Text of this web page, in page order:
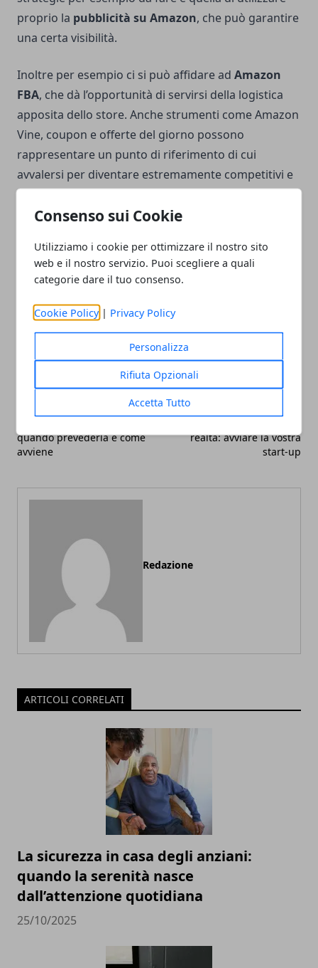
Consenso sui Cookie
Utilizziamo i cookie per ottimizzare il nostro sito
web e il nostro servizio. Puoi scegliere a quali
categorie dare il tuo consenso.
Cookie Policy | Privacy Policy
Personalizza
Rifiuta Opzionali
Accetta Tutto
proprio la pubblicità su Amazon, che può garantire
una certa visibilità.
Inoltre per esempio ci si può affidare ad Amazon
FBA, che dà l’opportunità di servirsi della logistica
apposita dello store. Anche strumenti come Amazon
Vine, coupon e offerte del giorno possono
rappresentare un punto di riferimento di cui
avvalersi per diventare estremamente competitivi e
quindi per vendere di più attraverso una
piattaforma sempre più utilizzata, in grado di offrire
quando prevederla e come
avviene
realtà: avviare la vostra
start-up
Redazione
ARTICOLI CORRELATI
La sicurezza in casa degli anziani:
quando la serenità nasce
dall’attenzione quotidiana
25/10/2025